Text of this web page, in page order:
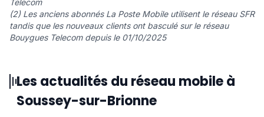
Telecom
(2) Les anciens abonnés La Poste Mobile utilisent le réseau SFR
tandis que les nouveaux clients ont basculé sur le réseau
Bouygues Telecom depuis le 01/10/2025
Les actualités du réseau mobile à
Soussey-sur-Brionne